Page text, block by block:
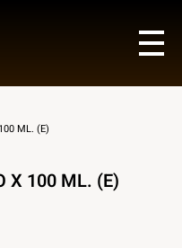
ML. (E)
X 100 ML. (E)